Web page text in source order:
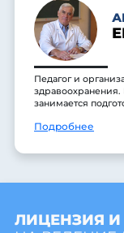
Педагог и
здравоохранения.
занимается
Подробнее
ЛИЦЕНЗИЯ